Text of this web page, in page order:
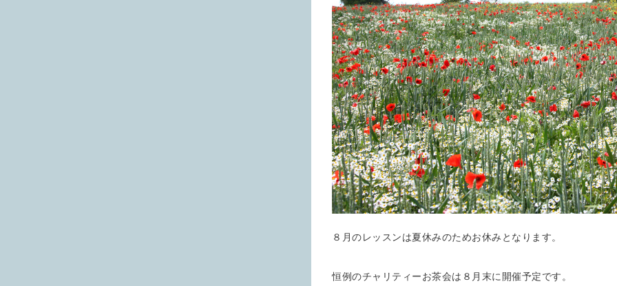
８月のレッスンは夏休みのためお休みとなります。
恒例のチャリティーお茶会は８月末に開催予定です。